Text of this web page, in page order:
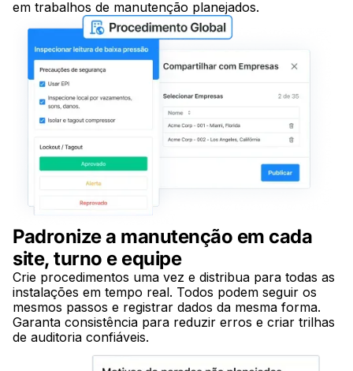
em trabalhos de manutenção planejados.
Padronize a manutenção em cada
site, turno e equipe
Crie procedimentos uma vez e distribua para todas as
instalações em tempo real. Todos podem seguir os
mesmos passos e registrar dados da mesma forma.
Garanta consistência para reduzir erros e criar trilhas
de auditoria confiáveis.